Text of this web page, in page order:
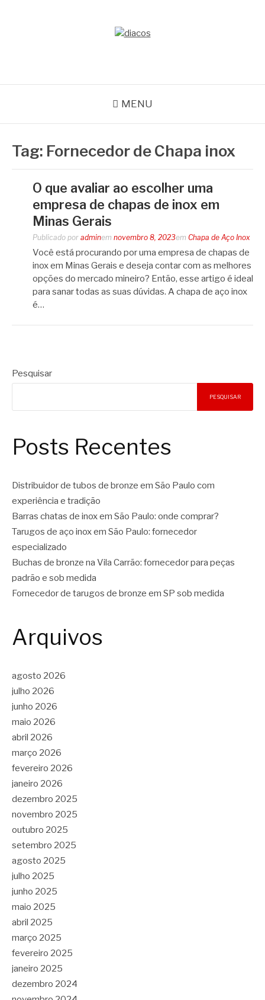
MENU
Tag: Fornecedor de Chapa inox
O que avaliar ao escolher uma
empresa de chapas de inox em
Minas Gerais
Publicado por adminem novembro 8, 2023em Chapa de Aço Inox
Você está procurando por uma empresa de chapas de
inox em Minas Gerais e deseja contar com as melhores
opções do mercado mineiro? Então, esse artigo é ideal
para sanar todas as suas dúvidas. A chapa de aço inox
é…
Pesquisar
PESQUISAR
Posts Recentes
Distribuidor de tubos de bronze em São Paulo com
experiência e tradição
Barras chatas de inox em São Paulo: onde comprar?
Tarugos de aço inox em São Paulo: fornecedor
especializado
Buchas de bronze na Vila Carrão: fornecedor para peças
padrão e sob medida
Fornecedor de tarugos de bronze em SP sob medida
Arquivos
agosto 2026
julho 2026
junho 2026
maio 2026
abril 2026
março 2026
fevereiro 2026
janeiro 2026
dezembro 2025
novembro 2025
outubro 2025
setembro 2025
agosto 2025
julho 2025
junho 2025
maio 2025
abril 2025
março 2025
fevereiro 2025
janeiro 2025
dezembro 2024